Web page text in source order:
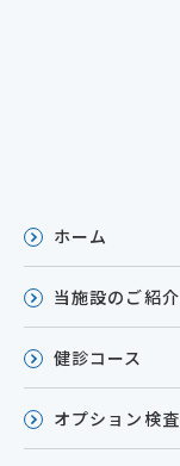
ホーム
当施設のご紹介
健診コース
オプション検査